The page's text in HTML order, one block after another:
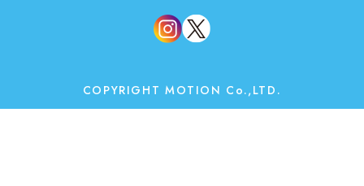
COPYRIGHT MOTION Co.,LTD.